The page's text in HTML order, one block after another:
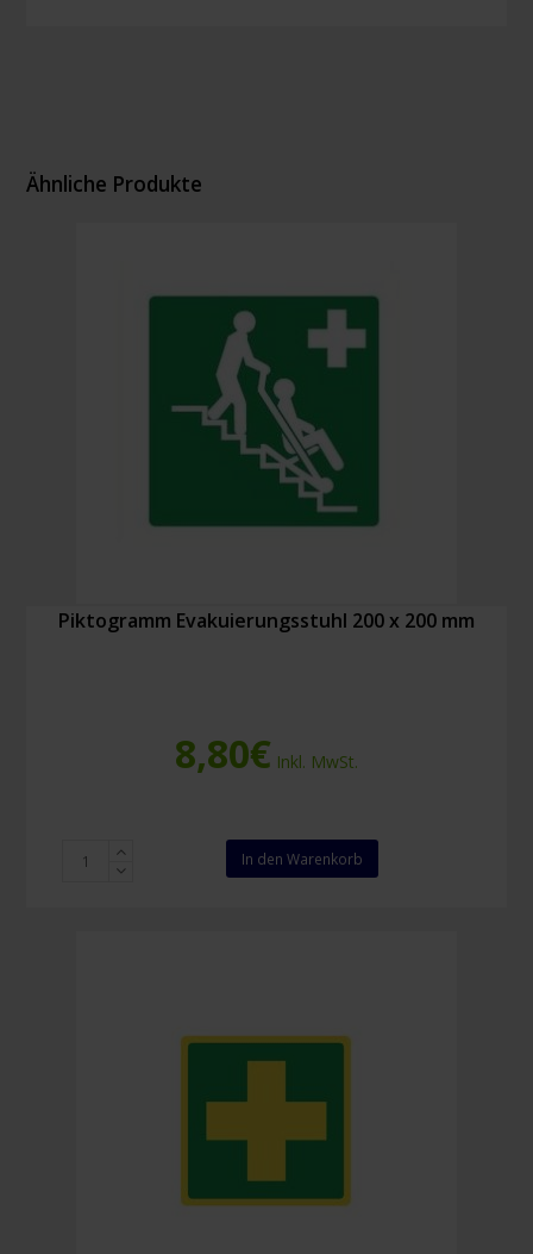
Ähnliche Produkte
Piktogramm Evakuierungsstuhl 200 x 200 mm
8,80€ Inkl. MwSt.
Piktogramm
Evakuierungsstuhl
In den Warenkorb